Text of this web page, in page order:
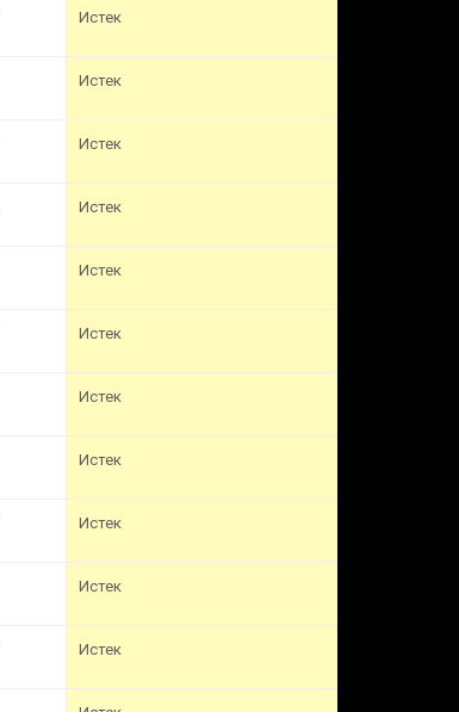
Истек
Истек
Истек
Истек
Истек
Истек
Истек
Истек
Истек
Истек
Истек